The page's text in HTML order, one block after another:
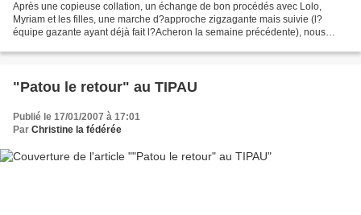
Après une copieuse collation, un échange de bon procédés avec Lolo,
Myriam et les filles, une marche d?approche zigzagante mais suivie (l?
équipe gazante ayant déjà fait l?Acheron la semaine précédente), nous
"Patou le retour" au TIPAU
Publié le 17/01/2007 à 17:01
Par Christine la fédérée